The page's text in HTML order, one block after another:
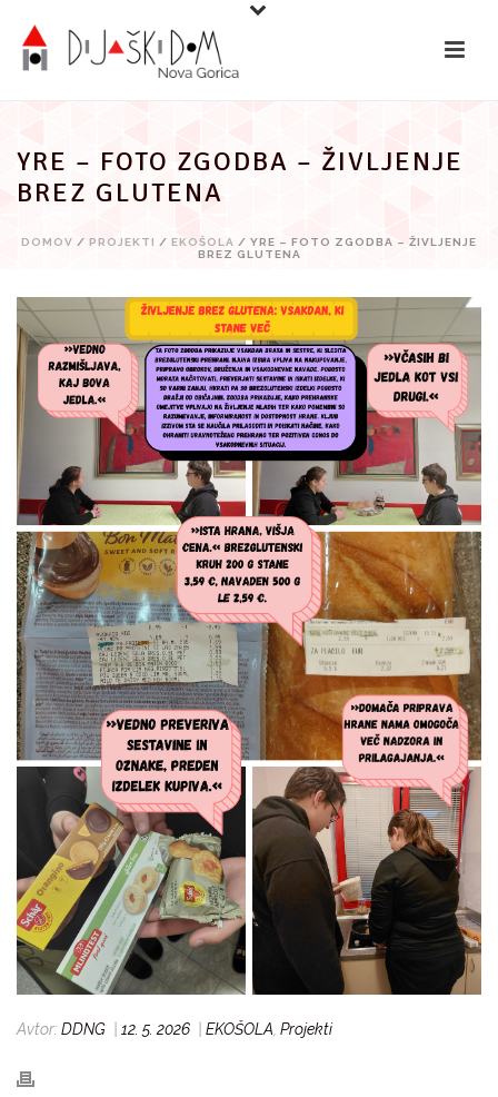
vsebino
YRE – FOTO ZGODBA – ŽIVLJENJE
BREZ GLUTENA
DOMOV / PROJEKTI / EKOŠOLA / YRE – FOTO ZGODBA – ŽIVLJENJE
BREZ GLUTENA
Avtor: DDNG 12. 5. 2026 EKOŠOLA Projekti